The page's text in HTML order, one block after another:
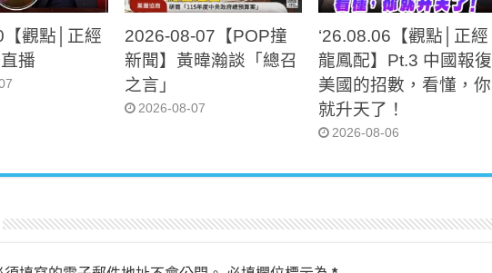
【觀點│正經
播
2026-08-07【POP撞
新聞】黃暐瀚談「總召
之言」
2026-08-07
‘26.08.06【觀點│正經
龍鳳配】Pt.3 中國報復
美國的招數，看懂，你
就升天了！
2026-08-06